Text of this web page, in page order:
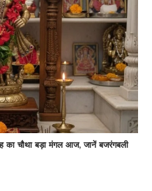
चौथा बड़ा मंगल आज, जानें बजरंगबली